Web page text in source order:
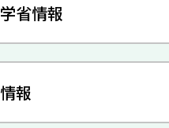
省情報
報